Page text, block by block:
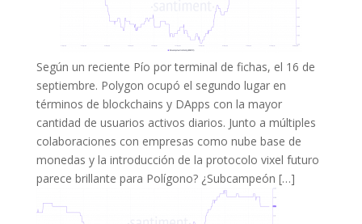
Según un reciente Pío por terminal de fichas, el 16 de
septiembre. Polygon ocupó el segundo lugar en
términos de blockchains y DApps con la mayor
cantidad de usuarios activos diarios. Junto a múltiples
colaboraciones con empresas como nube base de
monedas y la introducción de la protocolo vixel futuro
parece brillante para Polígono? ¿Subcampeón […]